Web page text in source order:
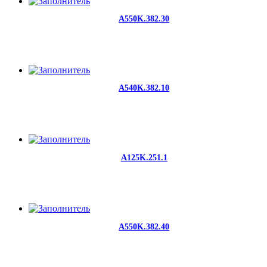
A550K.382.30
A540K.382.10
A125K.251.1
A550K.382.40